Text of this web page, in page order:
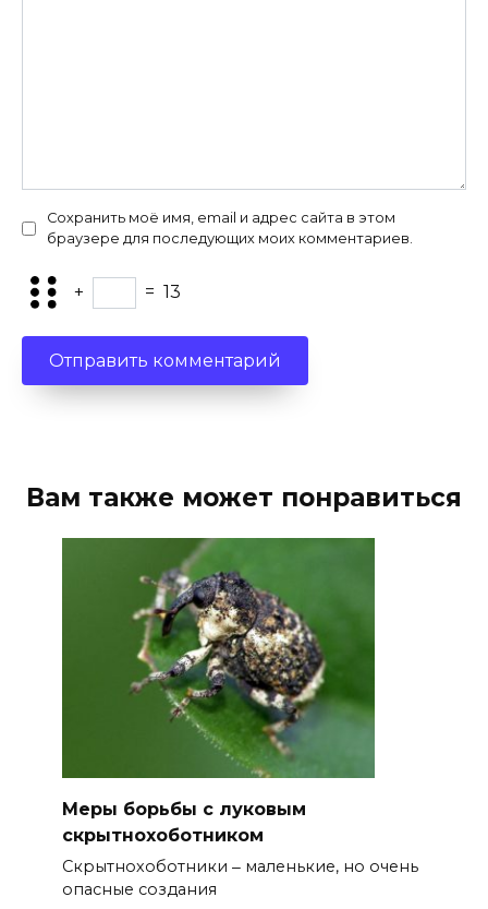
Сохранить моё имя, email и адрес сайта в этом
браузере для последующих моих комментариев.
+ = 13
Вам также может понравиться
Меры борьбы с луковым
скрытнохоботником
Скрытнохоботники ‒ маленькие, но очень
опасные создания